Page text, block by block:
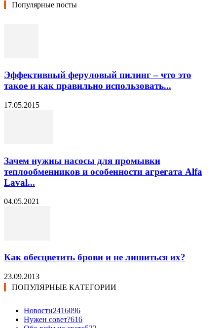
Популярные посты
Эффективный феруловый пилинг – что это
такое и как правильно использовать...
17.05.2015
Зачем нужны насосы для промывки
теплообменников и особенности агрегата Alfa
Laval...
04.05.2021
Как обесцветить брови и не лишиться их?
23.09.2013
ПОПУЛЯРНЫЕ КАТЕГОРИИ
Новости2416096
Нужен совет?616